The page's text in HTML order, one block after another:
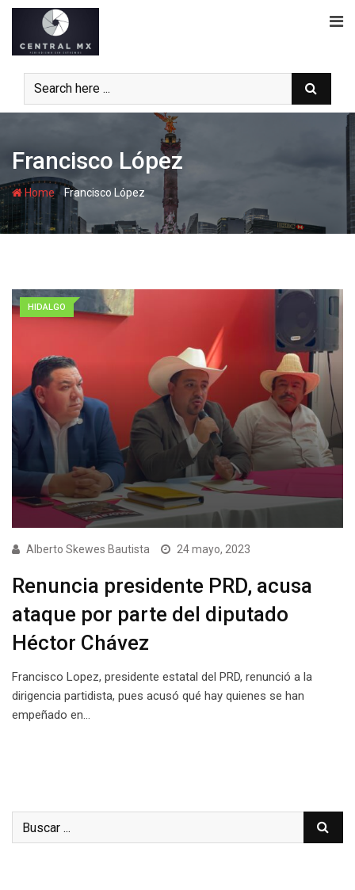
Skip
content
Francisco López
Home-Francisco López
HIDALGO
Alberto Skewes Bautista 24 mayo, 2023
Renuncia presidente PRD, acusa
ataque por parte del diputado
Héctor Chávez
Francisco Lopez, presidente estatal del PRD, renunció a la
dirigencia partidista, pues acusó qué hay quienes se han
empeñado en…